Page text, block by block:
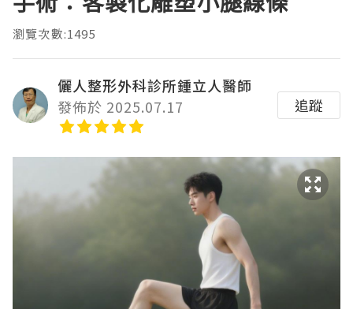
瀏覽次數:1495
儷人整形外科診所鍾立人醫師
發佈於 2025.07.17
追蹤